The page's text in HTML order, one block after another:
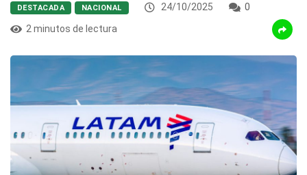
DESTACADA NACIONAL 24/10/2025
0
2 minutos de lectura